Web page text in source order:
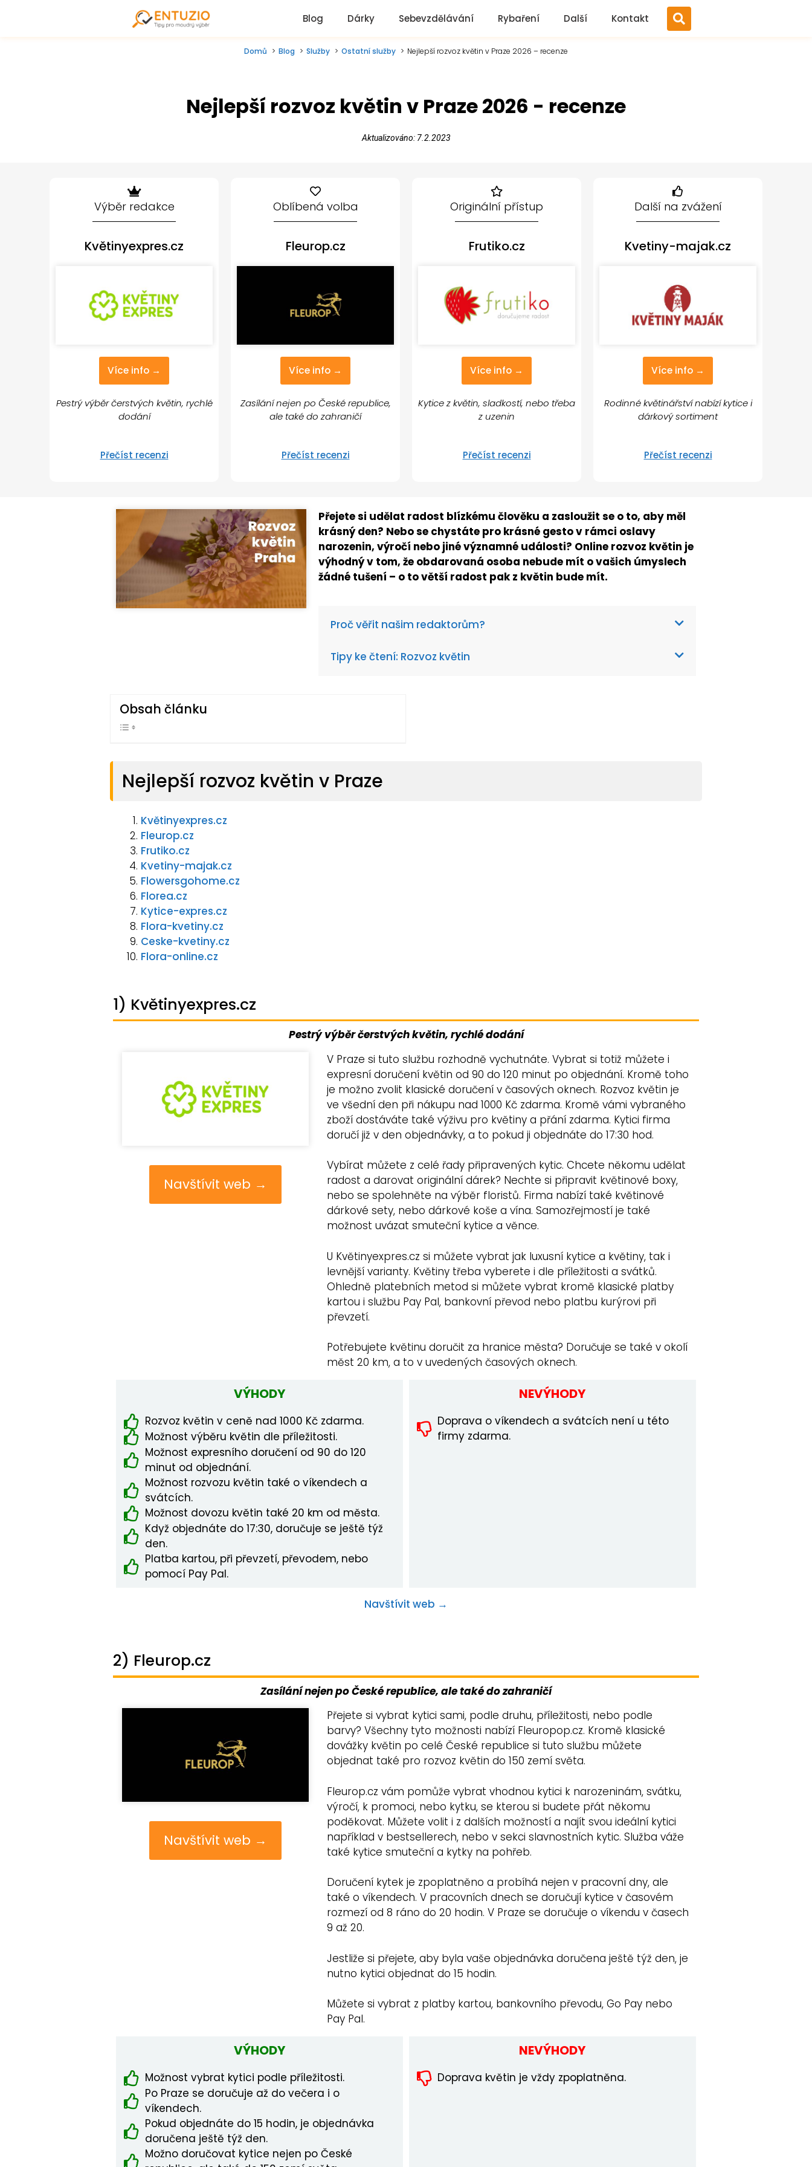
Blog Dárky Sebevzdělávání Rybaření Další Kontakt
Domů Blog Služby Ostatní služby Nejlepší rozvoz květin v Praze 2026 – recenze
Nejlepší rozvoz květin v Praze 2026 - recenze
Aktualizováno: 7.2.2023
Výběr redakce
Květinyexpres.cz
Více info →
Pestrý výběr čerstvých květin, rychlé
dodání
Přečíst recenzi
Oblíbená volba
Fleurop.cz
Více info →
Zasílání nejen po České republice,
ale také do zahraničí
Přečíst recenzi
Originální přístup
Frutiko.cz
Více info →
Kytice z květin, sladkostí, nebo třeba
z uzenin
Přečíst recenzi
Další na zvážení
Kvetiny-majak.cz
Více info →
Rodinné květinářství nabízí kytice i
dárkový sortiment
Přečíst recenzi
Přejete si udělat radost blízkému člověku a zasloužit se o to, aby měl
krásný den? Nebo se chystáte pro krásné gesto v rámci oslavy
narozenin, výročí nebo jiné významné události? Online rozvoz květin je
výhodný v tom, že obdarovaná osoba nebude mít o vašich úmyslech
žádné tušení – o to větší radost pak z květin bude mít.
Proč věřit našim redaktorům?
Tipy ke čtení: Rozvoz květin
Obsah článku
Nejlepší rozvoz květin v Praze
Květinyexpres.cz
Fleurop.cz
Frutiko.cz
Kvetiny-majak.cz
Flowersgohome.cz
Florea.cz
Kytice-expres.cz
Flora-kvetiny.cz
Ceske-kvetiny.cz
Flora-online.cz
1) Květinyexpres.cz
Pestrý výběr čerstvých květin, rychlé dodání
Navštívit web →
V Praze si tuto službu rozhodně vychutnáte. Vybrat si totiž můžete i
expresní doručení květin od 90 do 120 minut po objednání. Kromě toho
je možno zvolit klasické doručení v časových oknech. Rozvoz květin je
ve všední den při nákupu nad 1000 Kč zdarma. Kromě vámi vybraného
zboží dostáváte také výživu pro květiny a přání zdarma. Kytici firma
doručí již v den objednávky, a to pokud ji objednáte do 17:30 hod.
Vybírat můžete z celé řady připravených kytic. Chcete někomu udělat
radost a darovat originální dárek? Nechte si připravit květinové boxy,
nebo se spolehněte na výběr floristů. Firma nabízí také květinové
dárkové sety, nebo dárkové koše a vína. Samozřejmostí je také
možnost uvázat smuteční kytice a věnce.
U Květinyexpres.cz si můžete vybrat jak luxusní kytice a květiny, tak i
levnější varianty. Květiny třeba vyberete i dle příležitosti a svátků.
Ohledně platebních metod si můžete vybrat kromě klasické platby
kartou i službu Pay Pal, bankovní převod nebo platbu kurýrovi při
převzetí.
Potřebujete květinu doručit za hranice města? Doručuje se také v okolí
měst 20 km, a to v uvedených časových oknech.
VÝHODY
Rozvoz květin v ceně nad 1000 Kč zdarma.
Možnost výběru květin dle příležitosti.
Možnost expresního doručení od 90 do 120
minut od objednání.
Možnost rozvozu květin také o víkendech a
svátcích.
Možnost dovozu květin také 20 km od města.
Když objednáte do 17:30, doručuje se ještě týž
den.
Platba kartou, při převzetí, převodem, nebo
pomocí Pay Pal.
NEVÝHODY
Doprava o víkendech a svátcích není u této
firmy zdarma.
Navštívit web →
2) Fleurop.cz
Zasílání nejen po České republice, ale také do zahraničí
Navštívit web →
Přejete si vybrat kytici sami, podle druhu, příležitosti, nebo podle
barvy? Všechny tyto možnosti nabízí Fleuropop.cz. Kromě klasické
dovážky květin po celé České republice si tuto službu můžete
objednat také pro rozvoz květin do 150 zemí světa.
Fleurop.cz vám pomůže vybrat vhodnou kytici k narozeninám, svátku,
výročí, k promoci, nebo kytku, se kterou si budete přát někomu
poděkovat. Můžete volit i z dalších možností a najít svou ideální kytici
například v bestsellerech, nebo v sekci slavnostních kytic. Služba váže
také kytice smuteční a kytky na pohřeb.
Doručení kytek je zpoplatněno a probíhá nejen v pracovní dny, ale
také o víkendech. V pracovních dnech se doručují kytice v časovém
rozmezí od 8 ráno do 20 hodin. V Praze se doručuje o víkendu v časech
9 až 20.
Jestliže si přejete, aby byla vaše objednávka doručena ještě týž den, je
nutno kytici objednat do 15 hodin.
Můžete si vybrat z platby kartou, bankovního převodu, Go Pay nebo
Pay Pal.
VÝHODY
Možnost vybrat kytici podle příležitosti.
Po Praze se doručuje až do večera i o
víkendech.
Pokud objednáte do 15 hodin, je objednávka
doručena ještě týž den.
Možno doručovat kytice nejen po České
NEVÝHODY
Doprava květin je vždy zpoplatněna.